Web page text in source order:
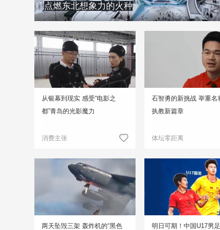
点燃东北想象力的火种
从银幕到现实 感受“电影之
都”青岛的光影魔力
消费主张
石智勇的新挑战 举重名
执教新篇章
体坛零距离
两天坠毁三架 轰炸机的“黑色
明日可期！中国U17男